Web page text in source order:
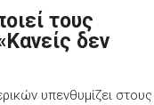
τους
δεν
υπενθυμίζει στους